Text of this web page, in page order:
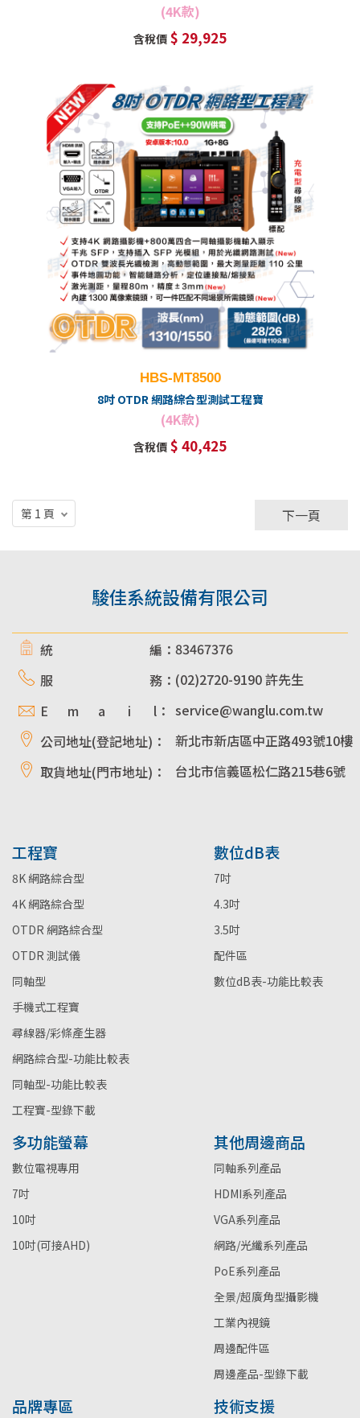
(4K款)
含稅價 $ 29,925
HBS-MT8500
8吋 OTDR 網路綜合型測試工程寶
(4K款)
含稅價 $ 40,425
下一頁
駿佳系統設備有限公司
統 編： 83467376
服 務： (02)2720-9190 許先生
E m a i l： service@wanglu.com.tw
公司地址(登記地址)：
新北市新店區中正路493號10樓
取貨地址(門市地址)：
台北市信義區松仁路215巷6號
工程寶
8K 網路綜合型
4K 網路綜合型
OTDR 網路綜合型
OTDR 測試儀
同軸型
手機式工程寶
尋線器/彩條產生器
網路綜合型-功能比較表
同軸型-功能比較表
工程寶-型錄下載
數位dB表
7吋
4.3吋
3.5吋
配件區
數位dB表-功能比較表
多功能螢幕
數位電視專用
7吋
10吋
10吋(可接AHD)
其他周邊商品
同軸系列產品
HDMI系列產品
VGA系列產品
網路/光纖系列產品
PoE系列產品
全景/超廣角型攝影機
工業內視鏡
周邊配件區
周邊產品-型錄下載
品牌專區 技術支援